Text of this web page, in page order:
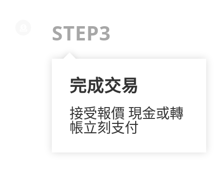
STEP3
完成交易
接受報價 現金或轉
帳立刻支付